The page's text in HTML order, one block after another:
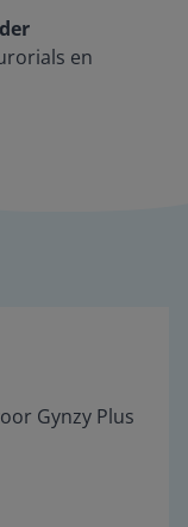
en
Gynzy Plus